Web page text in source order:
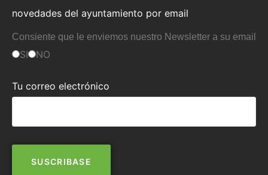
novedades del ayuntamiento por email
Consiente que le enviemos nuestro Newsletter a su email
SI NO
Tu correo electrónico